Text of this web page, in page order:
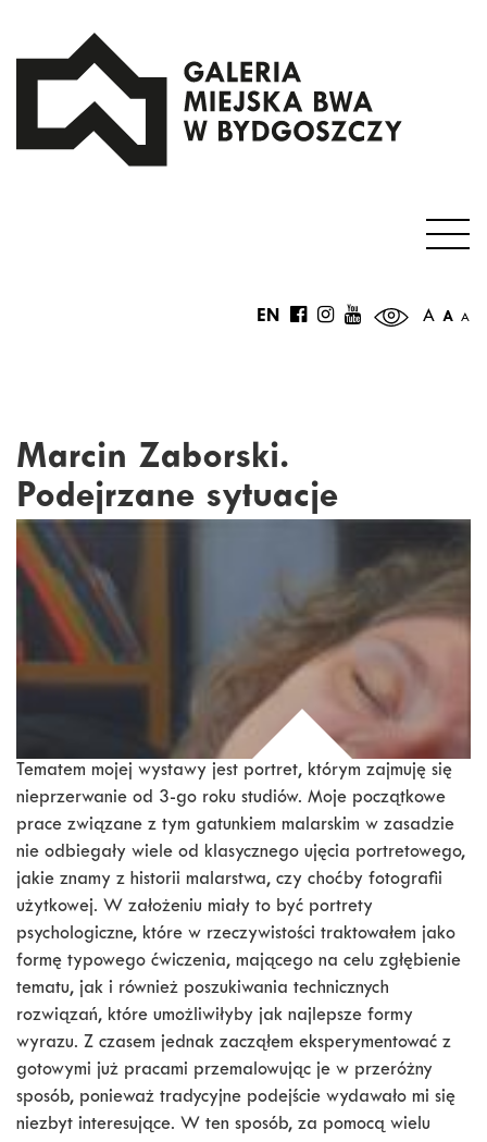
A A A
EN
Marcin Zaborski.
Podejrzane sytuacje
Tematem mojej wystawy jest portret, którym zajmuję się
nieprzerwanie od 3-go roku studiów. Moje początkowe
prace związane z tym gatunkiem malarskim w zasadzie
nie odbiegały wiele od klasycznego ujęcia portretowego,
jakie znamy z historii malarstwa, czy choćby fotografii
użytkowej. W założeniu miały to być portrety
psychologiczne, które w rzeczywistości traktowałem jako
formę typowego ćwiczenia, mającego na celu zgłębienie
tematu, jak i również poszukiwania technicznych
rozwiązań, które umożliwiłyby jak najlepsze formy
wyrazu. Z czasem jednak zacząłem eksperymentować z
gotowymi już pracami przemalowując je w przeróżny
sposób, ponieważ tradycyjne podejście wydawało mi się
niezbyt interesujące. W ten sposób, za pomocą wielu